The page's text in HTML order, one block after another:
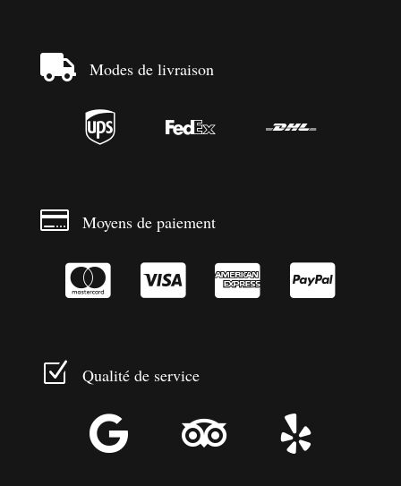
 Modes de livraison
  
 Moyens de paiement
   
Z Qualité de service
  